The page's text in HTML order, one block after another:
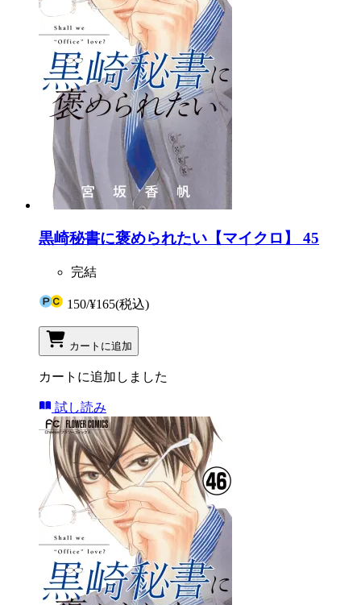
黒崎秘書に褒められたい【マイクロ】 45
完結
150/¥165(税込)
カートに追加
カートに追加しました
試し読み